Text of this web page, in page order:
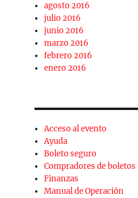
agosto 2016
julio 2016
junio 2016
marzo 2016
febrero 2016
enero 2016
Acceso al evento
Ayuda
Boleto seguro
Compradores de boletos
Finanzas
Manual de Operación